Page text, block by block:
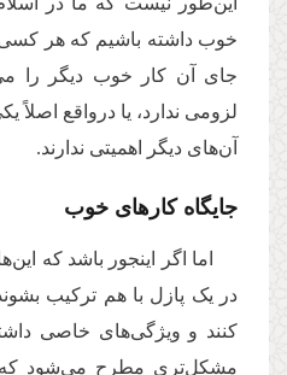
خوب داشته باشیم که هر کسی
جای آن کار خوب دیگر را
لزومی ندارد، یا درواقع اصلاً
آن‌های دیگر اهمیتی ندارند.
جایگاه کارهای خوب
اما اگر اینجور باشد که
در یک پازل با هم ترکیب
کنند و ویژگی‌های خاصی
مشکل‌تری مطرح می‌شود که